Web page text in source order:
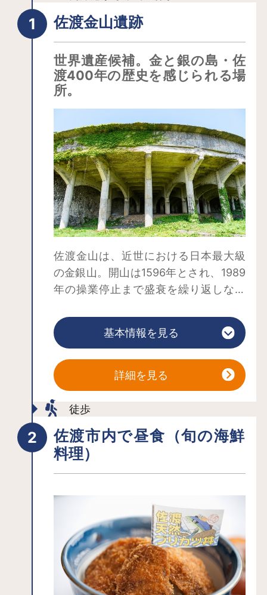
佐渡金山遺跡
世界遺産候補。金と銀の島・佐
渡400年の歴史を感じられる場
所。
佐渡金山は、近世における日本最大級
の金銀山。開山は1596年とされ、1989
年の操業停止まで盛衰を繰り返しなが
道・採掘跡、産業遺構は国の重要文化
財、史跡、近代化産業遺産に指定さ
宮崎駿のアニメ「天空の城ラピュタ」
のシーンに迷い込んだような風景もあ
り、遺跡好き・廃墟好きにも人気。フ
さんで、「1日いても飽きない」という
人も少なくありません。
遺跡内をめぐるには、予約不要・自由
約30～40分）と、要予約・ガイド付き
の体験など５つのコース（それぞれ所
要時間３０～100分）があります。自由
見学のコースは年中無休ですが、ガイ
ド付きコースや体験は4月～11月限定、
団体（10名様以上）のみ・上級者向け
基本情報を見る
詳細を見る
徒歩
佐渡市内で昼食（旬の海鮮
料理）